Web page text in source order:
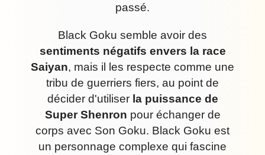
passé.
Black Goku semble avoir des
sentiments négatifs envers la race
Saiyan, mais il les respecte comme une
tribu de guerriers fiers, au point de
décider d'utiliser la puissance de
Super Shenron pour échanger de
corps avec Son Goku. Black Goku est
un personnage complexe qui fascine